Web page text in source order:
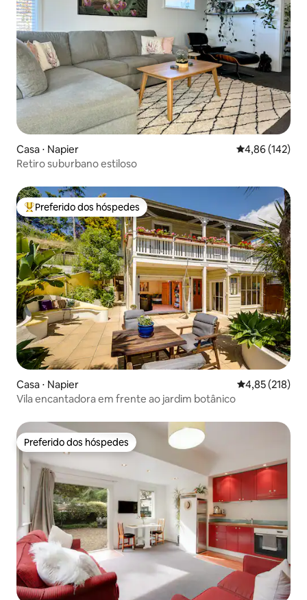
Casa ⋅ Napier 4,86 de uma
4,86 (142)
Retiro suburbano estiloso
Entre os melhores preferidos dos hóspedes
Preferido dos hóspedes
Casa ⋅ Napier 4,85 de uma
4,85 (218)
Vila encantadora em frente ao jardim botânico
Preferido dos hóspedes
Preferido dos hóspedes